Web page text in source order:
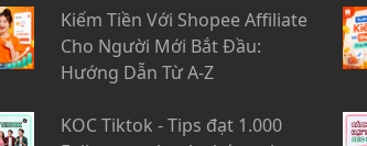
Kiếm Tiền Với Shopee Affiliate
Cho Người Mới Bắt Đầu:
Hướng Dẫn Từ A-Z
KOC Tiktok - Tips đạt 1.000